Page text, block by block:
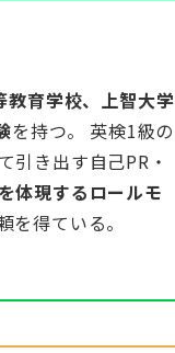
教育学校、上智大学
を持つ。 英検1級の
引き出す自己PR・
体現するロールモ
得ている。